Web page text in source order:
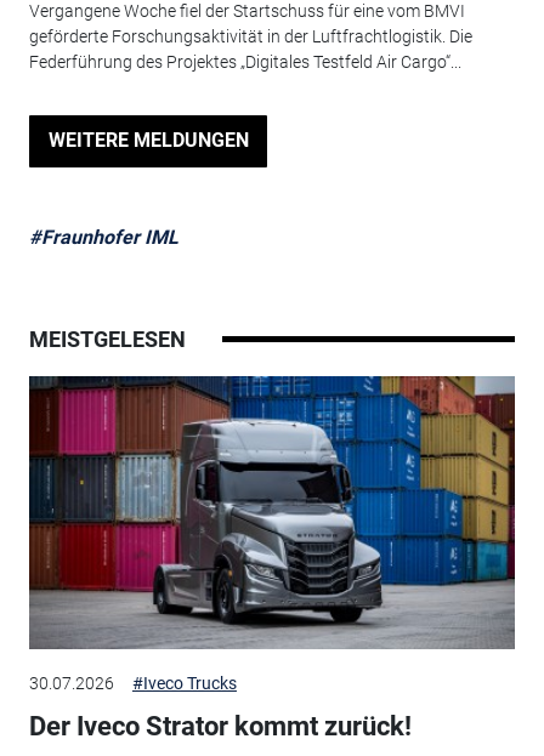
Vergangene Woche fiel der Startschuss für eine vom BMVI
geförderte Forschungsaktivität in der Luftfrachtlogistik. Die
Federführung des Projektes „Digitales Testfeld Air Cargo“...
WEITERE MELDUNGEN
#Fraunhofer IML
MEISTGELESEN
30.07.2026 #Iveco Trucks
Der Iveco Strator kommt zurück!